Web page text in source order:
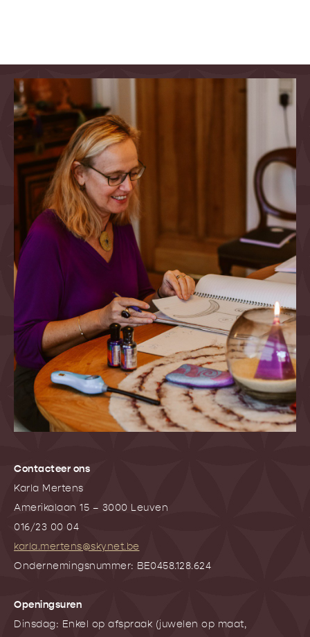
Contacteer ons
Karla Mertens
Amerikalaan 15 – 3000 Leuven
016/23 00 04
karla.mertens@skynet.be
Ondernemingsnummer: BE0458.128.624
Openingsuren
Dinsdag: Enkel op afspraak (juwelen op maat,